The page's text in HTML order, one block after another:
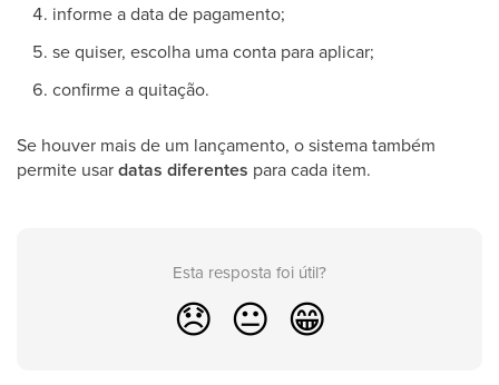
informe a data de pagamento;
se quiser, escolha uma conta para aplicar;
confirme a quitação.
Se houver mais de um lançamento, o sistema também
permite usardatas diferentes para cada item.
Esta resposta foi útil?
😞 😐 😁